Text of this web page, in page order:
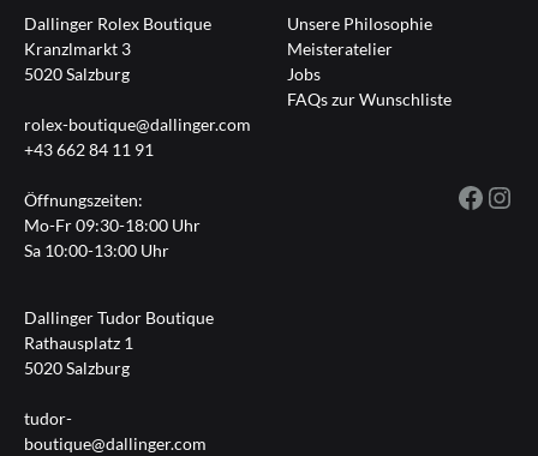
Dallinger Rolex Boutique
Kranzlmarkt 3
5020 Salzburg
rolex-boutique@dallinger.com
+43 662 84 11 91
Öffnungszeiten:
Mo-Fr 09:30-18:00 Uhr
Sa 10:00-13:00 Uhr
Dallinger Tudor Boutique
Rathausplatz 1
5020 Salzburg
tudor-
boutique@dallinger.com
Unsere Philosophie
Meisteratelier
Jobs
FAQs zur Wunschliste